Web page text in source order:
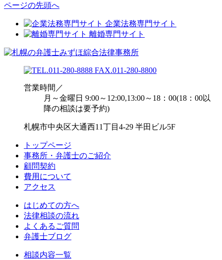
ページの先頭へ
企業法務専門サイト
離婚専門サイト
営業時間／
月～金曜日 9:00～12:00,13:00～18：00(18：00以
降の相談は要予約)
札幌市中央区大通西11丁目4-29 半田ビル5F
トップページ
事務所・弁護士のご紹介
顧問契約
費用について
アクセス
はじめての方へ
法律相談の流れ
よくあるご質問
弁護士ブログ
相談内容一覧